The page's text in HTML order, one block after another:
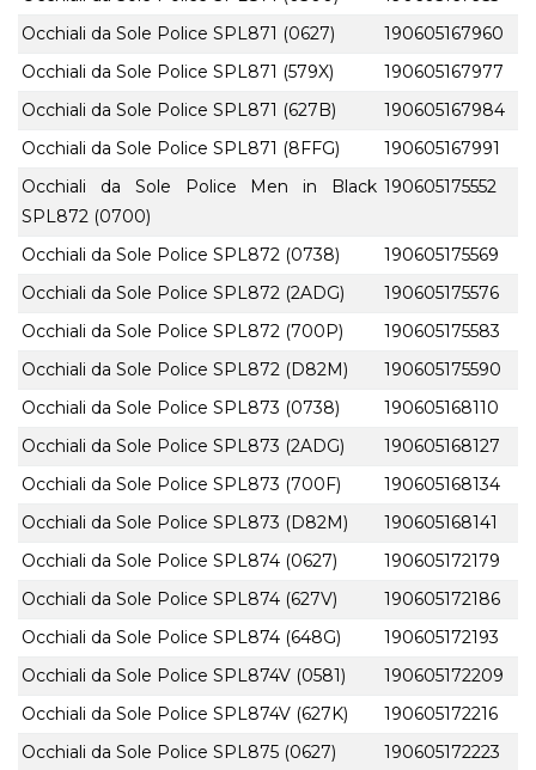
Occhiali da Sole Police SPL871 (0627)
190605167960
Occhiali da Sole Police SPL871 (579X)
190605167977
Occhiali da Sole Police SPL871 (627B)
190605167984
Occhiali da Sole Police SPL871 (8FFG)
190605167991
Occhiali da Sole Police Men in Black
SPL872 (0700)
190605175552
Occhiali da Sole Police SPL872 (0738)
190605175569
Occhiali da Sole Police SPL872 (2ADG)
190605175576
Occhiali da Sole Police SPL872 (700P)
190605175583
Occhiali da Sole Police SPL872 (D82M)
190605175590
Occhiali da Sole Police SPL873 (0738)
190605168110
Occhiali da Sole Police SPL873 (2ADG)
190605168127
Occhiali da Sole Police SPL873 (700F)
190605168134
Occhiali da Sole Police SPL873 (D82M)
190605168141
Occhiali da Sole Police SPL874 (0627)
190605172179
Occhiali da Sole Police SPL874 (627V)
190605172186
Occhiali da Sole Police SPL874 (648G)
190605172193
Occhiali da Sole Police SPL874V (0581)
190605172209
Occhiali da Sole Police SPL874V (627K)
190605172216
Occhiali da Sole Police SPL875 (0627)
190605172223